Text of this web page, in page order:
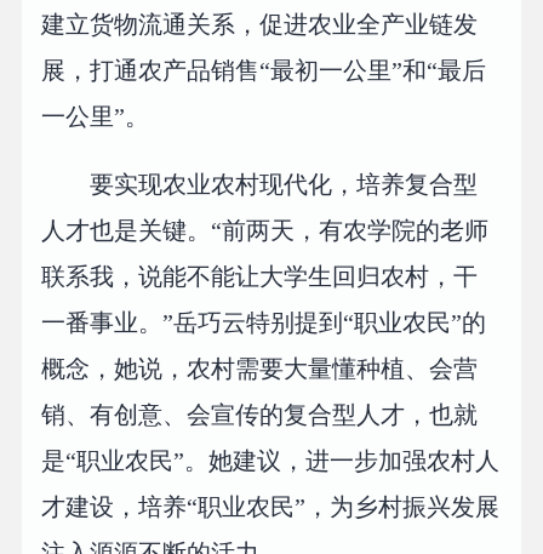
建立货物流通关系，促进农业全产业链发
展，打通农产品销售“最初一公里”和“最后
一公里”。
要实现农业农村现代化，培养复合型
人才也是关键。“前两天，有农学院的老师
联系我，说能不能让大学生回归农村，干
一番事业。”岳巧云特别提到“职业农民”的
概念，她说，农村需要大量懂种植、会营
销、有创意、会宣传的复合型人才，也就
是“职业农民”。她建议，进一步加强农村人
才建设，培养“职业农民”，为乡村振兴发展